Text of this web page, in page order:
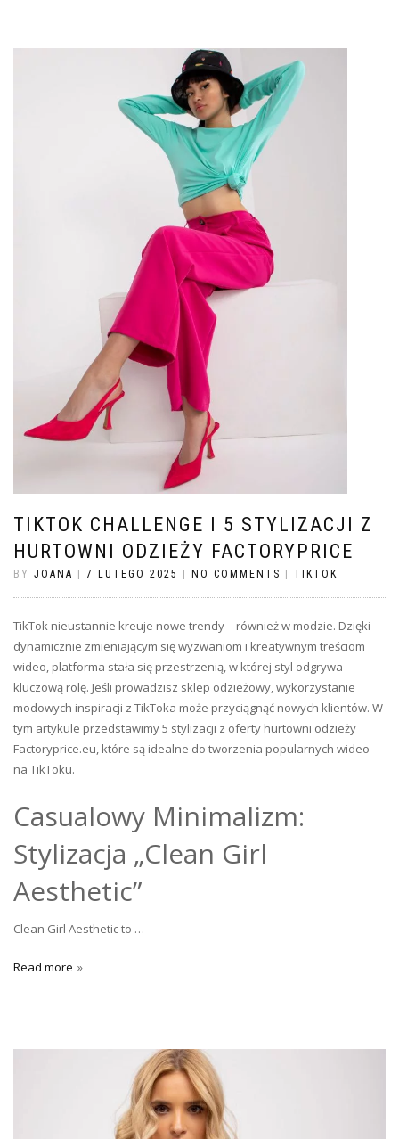
TIKTOK CHALLENGE I 5 STYLIZACJI Z
HURTOWNI ODZIEŻY FACTORYPRICE
BY JOANA 7 LUTEGO 2025 NO COMMENTS TIKTOK
TikTok nieustannie kreuje nowe trendy – również w modzie. Dzięki
dynamicznie zmieniającym się wyzwaniom i kreatywnym treściom
wideo, platforma stała się przestrzenią, w której styl odgrywa
kluczową rolę. Jeśli prowadzisz sklep odzieżowy, wykorzystanie
modowych inspiracji z TikToka może przyciągnąć nowych klientów. W
tym artykule przedstawimy 5 stylizacji z oferty hurtowni odzieży
Factoryprice.eu, które są idealne do tworzenia popularnych wideo
na TikToku.
Casualowy Minimalizm:
Stylizacja „Clean Girl
Aesthetic”
Clean Girl Aesthetic to …
Read more